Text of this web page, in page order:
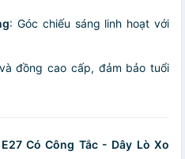
: Góc chiếu sáng linh hoạt với
đồng cao cấp, đảm bảo tuổi
Có Công Tắc - Dây Lò Xo